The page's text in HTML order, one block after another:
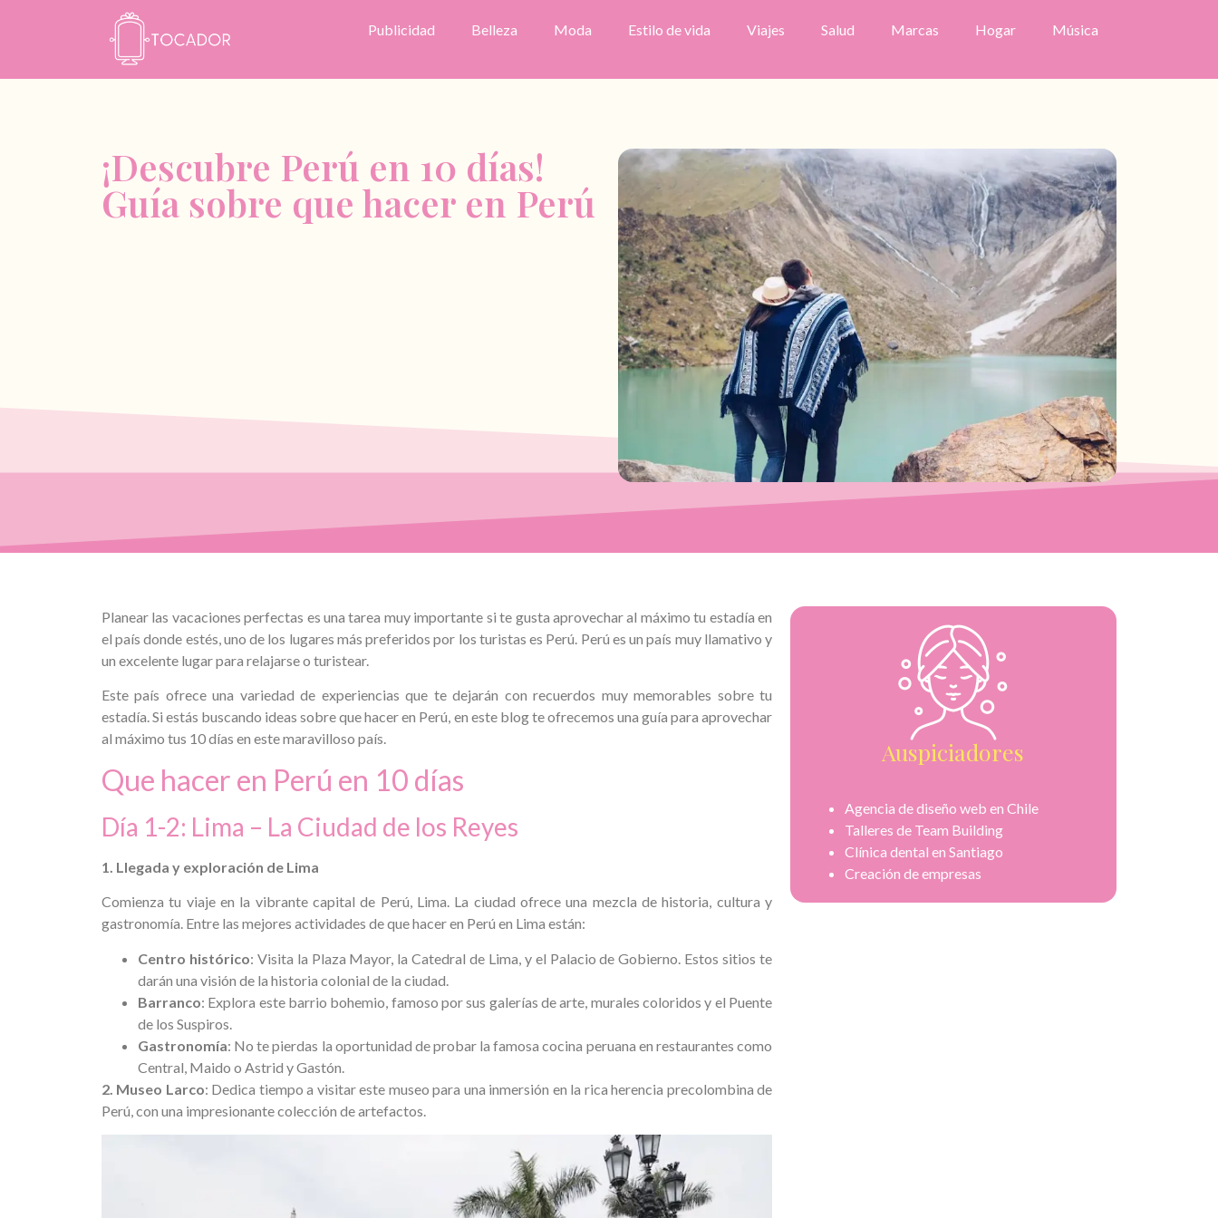
Publicidad Belleza Moda Estilo de vida Viajes Salud Marcas Hogar Música
¡Descubre Perú en 10 días!
Guía sobre que hacer en Perú
Planear las vacaciones perfectas es una tarea muy importante si te gusta aprovechar al máximo tu estadía en
el país donde estés, uno de los lugares más preferidos por los turistas es Perú. Perú es un país muy llamativo y
un excelente lugar para relajarse o turistear.
Este país ofrece una variedad de experiencias que te dejarán con recuerdos muy memorables sobre tu
estadía. Si estás buscando ideas sobre que hacer en Perú, en este blog te ofrecemos una guía para aprovechar
al máximo tus 10 días en este maravilloso país.
Que hacer en Perú en 10 días
Día 1-2: Lima – La Ciudad de los Reyes
1. Llegada y exploración de Lima
Comienza tu viaje en la vibrante capital de Perú, Lima. La ciudad ofrece una mezcla de historia, cultura y
gastronomía. Entre las mejores actividades de que hacer en Perú en Lima están:
Centro histórico: Visita la Plaza Mayor, la Catedral de Lima, y el Palacio de Gobierno. Estos sitios te
darán una visión de la historia colonial de la ciudad.
Barranco: Explora este barrio bohemio, famoso por sus galerías de arte, murales coloridos y el Puente
de los Suspiros.
Gastronomía: No te pierdas la oportunidad de probar la famosa cocina peruana en restaurantes como
Central, Maido o Astrid y Gastón.
2. Museo Larco: Dedica tiempo a visitar este museo para una inmersión en la rica herencia precolombina de
Perú, con una impresionante colección de artefactos.
Auspiciadores
Agencia de diseño web en Chile
Talleres de Team Building
Clínica dental en Santiago
Creación de empresas